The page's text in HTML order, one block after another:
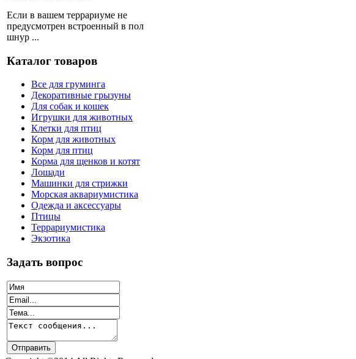
Если в вашем террариуме не
предусмотрен встроенный в пол
шнур ...
Каталог товаров
Все для груминга
Декоративные грызуны
Для собак и кошек
Игрушки для животных
Клетки для птиц
Корм для животных
Корм для птиц
Корма для щенков и котят
Лошади
Машинки для стрижки
Морская аквариумистика
Одежда и аксессуары
Птицы
Террариумистика
Экзотика
Задать вопрос